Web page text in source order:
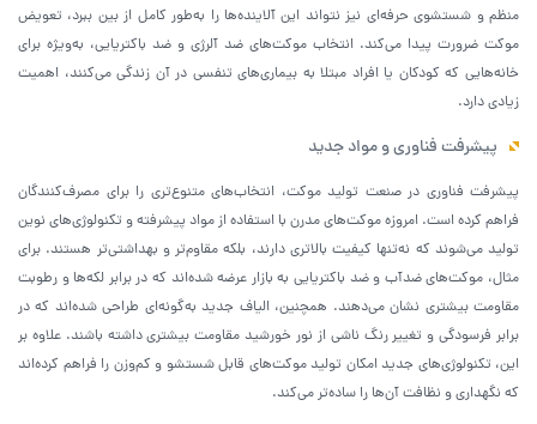
منظم و شستشوی حرفه‌ای نیز نتواند این آلاینده‌ها را به‌طور کامل از بین ببرد، تعویض
موکت ضرورت پیدا می‌کند. انتخاب موکت‌های ضد آلرژی و ضد باکتریایی، به‌ویژه برای
خانه‌هایی که کودکان یا افراد مبتلا به بیماری‌های تنفسی در آن زندگی می‌کنند، اهمیت
زیادی دارد.
پیشرفت فناوری و مواد جدید
پیشرفت فناوری در صنعت تولید موکت، انتخاب‌های متنوع‌تری را برای مصرف‌کنندگان
فراهم کرده است. امروزه موکت‌های مدرن با استفاده از مواد پیشرفته و تکنولوژی‌های نوین
تولید می‌شوند که نه‌تنها کیفیت بالاتری دارند، بلکه مقاوم‌تر و بهداشتی‌تر هستند. برای
مثال، موکت‌های ضدآب و ضد باکتریایی به بازار عرضه شده‌اند که در برابر لکه‌ها و رطوبت
مقاومت بیشتری نشان می‌دهند. همچنین، الیاف جدید به‌گونه‌ای طراحی شده‌اند که در
برابر فرسودگی و تغییر رنگ ناشی از نور خورشید مقاومت بیشتری داشته باشند. علاوه بر
این، تکنولوژی‌های جدید امکان تولید موکت‌های قابل شستشو و کم‌وزن را فراهم کرده‌اند
که نگهداری و نظافت آن‌ها را ساده‌تر می‌کند.